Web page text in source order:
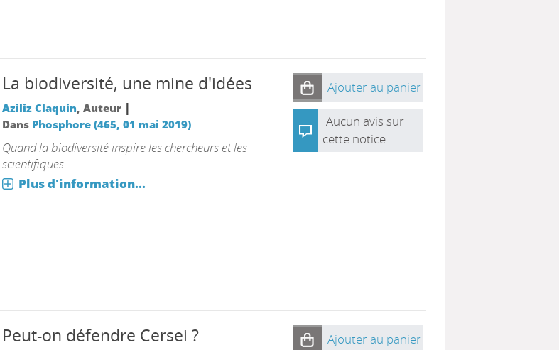
La biodiversité, une mine d'idées
Aziliz Claquin, Auteur |
Dans Phosphore (465, 01 mai 2019)
Quand la biodiversité inspire les chercheurs et les
scientifiques.
Plus d'information...
Ajouter au panier
Aucun avis sur
cette notice.
Peut-on défendre Cersei ? Ajouter au panier